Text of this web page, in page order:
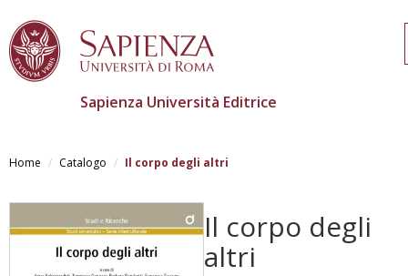
main
Sapienza Università Editrice
Home Catalogo Il corpo degli altri
Il corpo degli
altri